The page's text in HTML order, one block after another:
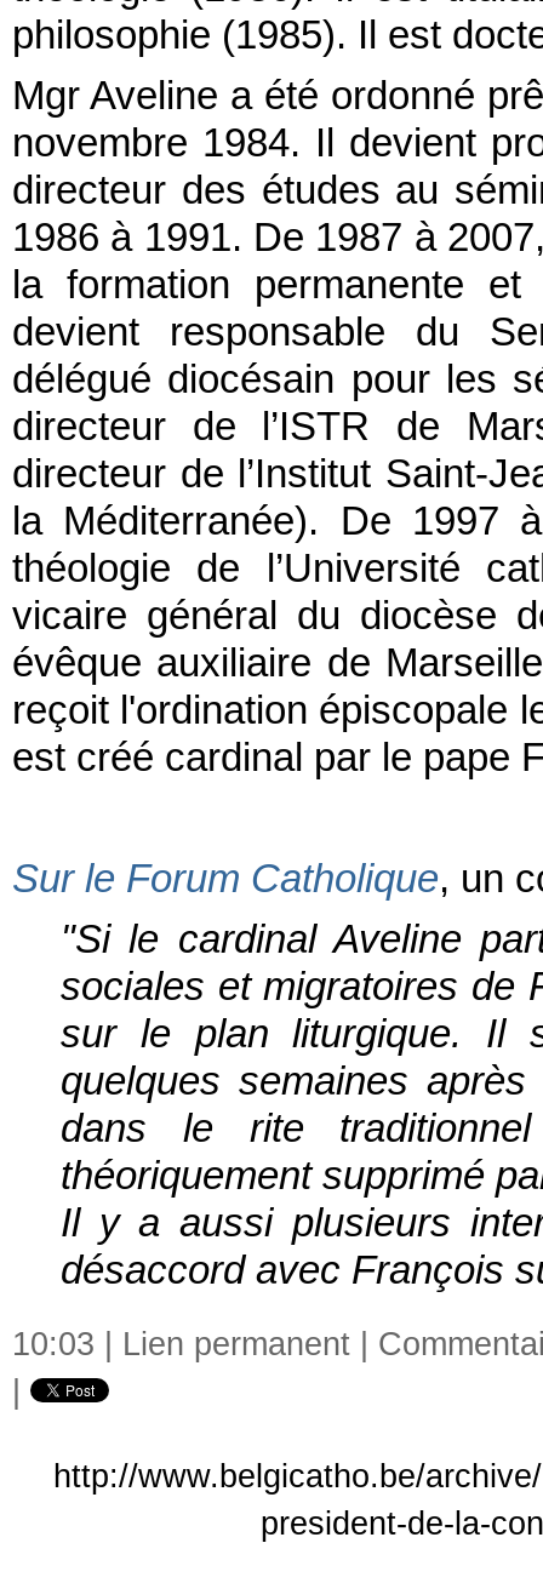
philosophie (1985). Il est
Mgr Aveline a été ordonné
novembre 1984. Il devient
directeur des études au
1986 à 1991. De 1987 à
la formation permanente
devient responsable du
délégué diocésain pour les
directeur de l’ISTR de
directeur de l’Institut Saint-
la Méditerranée). De 1997
théologie de l’Université
vicaire général du diocèse
évêque auxiliaire de
reçoit l'ordination épiscopale
est créé cardinal par le pape
Sur le Forum Catholique, un
"Si le cardinal Aveline
sociales et migratoires de
sur le plan liturgique. Il
quelques semaines
dans le rite
théoriquement supprimé
Il y a aussi plusieurs
désaccord avec François
10:03 | Lien permanent
http://www.belgicatho.be/
president-de-la-